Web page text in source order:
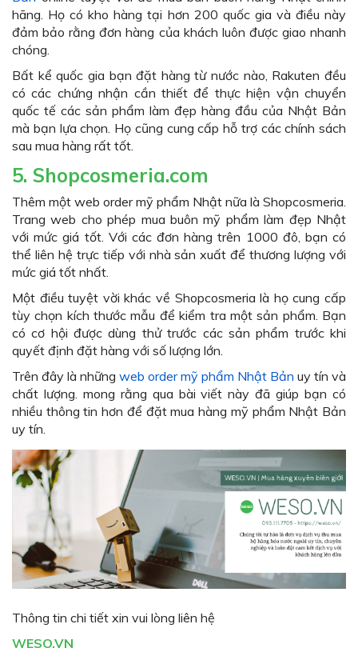
hãng. Họ có kho hàng tại hơn 200 quốc gia và điều này
đảm bảo rằng đơn hàng của khách luôn được giao nhanh
chóng.
Bất kể quốc gia bạn đặt hàng từ nước nào, Rakuten đều
có các chứng nhận cần thiết để thực hiện vận chuyển
quốc tế các sản phẩm làm đẹp hàng đầu của Nhật Bản
mà bạn lựa chọn. Họ cũng cung cấp hỗ trợ các chính sách
sau mua hàng rất tốt.
5. Shopcosmeria.com
Thêm một web order mỹ phẩm Nhật nữa là Shopcosmeria.
Trang web cho phép mua buôn mỹ phẩm làm đẹp Nhật
với mức giá tốt. Với các đơn hàng trên 1000 đô, bạn có
thể liên hệ trực tiếp với nhà sản xuất để thương lượng với
mức giá tốt nhất.
Một điều tuyệt vời khác về Shopcosmeria là họ cung cấp
tùy chọn kích thước mẫu để kiểm tra một sản phẩm. Bạn
có cơ hội được dùng thử trước các sản phẩm trước khi
quyết định đặt hàng với số lượng lớn.
Trên đây là những web order mỹ phẩm Nhật Bản uy tín và
chất lượng. mong rằng qua bài viết này đã giúp bạn có
nhiều thông tin hơn để đặt mua hàng mỹ phẩm Nhật Bản
uy tín.
Thông tin chi tiết xin vui lòng liên hệ
WESO.VN